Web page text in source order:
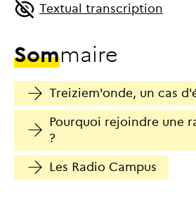
Textual transcription
Sommaire
Treiziem'onde, un cas
Pourquoi rejoindre une
?
Les Radio Campus